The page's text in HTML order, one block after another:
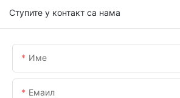
Ступите у контакт са нама
Име
Емаил